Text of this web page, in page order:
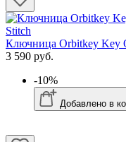
Ключница Orbitkey Key
3 590 руб.
-10%
Добавлено в